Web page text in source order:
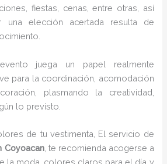
fiestas, cenas, entre otras, así
una elección acertada resulta de
juega un papel realmente
para la coordinación, acomodación
plasmando la creatividad,
lo previsto.
de tu vestimenta, El servicio de
Coyoacan, te recomienda acogerse a
la moda, colores claros para el día y